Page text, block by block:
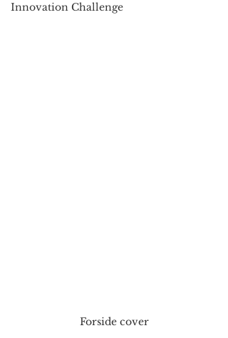
Innovation Challenge
Forside cover